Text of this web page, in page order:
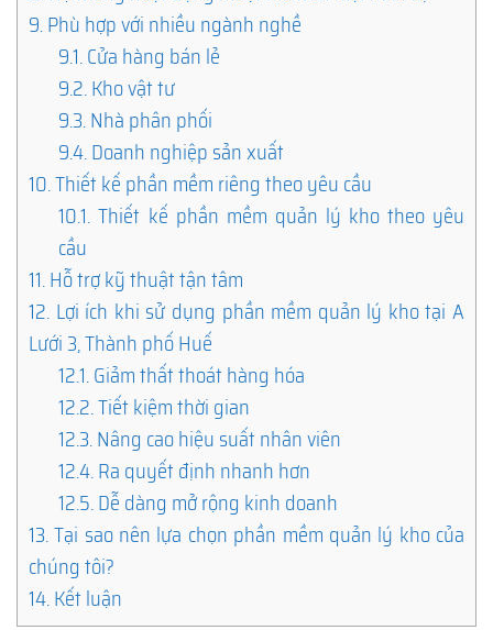
9.Phù hợp với nhiều ngành nghề
9.1.Cửa hàng bán lẻ
9.2.Kho vật tư
9.3.Nhà phân phối
9.4.Doanh nghiệp sản xuất
10.Thiết kế phần mềm riêng theo yêu cầu
10.1. Thiết kế phần mềm quản lý kho theo yêu
cầu
11.Hỗ trợ kỹ thuật tận tâm
12. Lợi ích khi sử dụng phần mềm quản lý kho tại A
Lưới 3, Thành phố Huế
12.1.Giảm thất thoát hàng hóa
12.2.Tiết kiệm thời gian
12.3.Nâng cao hiệu suất nhân viên
12.4.Ra quyết định nhanh hơn
12.5.Dễ dàng mở rộng kinh doanh
13.Tại sao nên lựa chọn phần mềm quản lý kho của
chúng tôi?
14.Kết luận